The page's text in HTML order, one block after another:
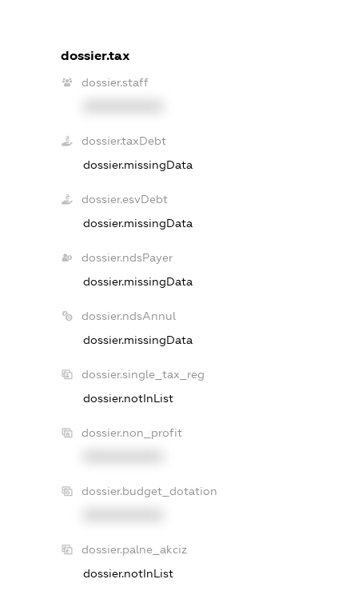
dossier.tax
dossier.staff
dossier.taxDebt
dossier.missingData
dossier.esvDebt
dossier.missingData
dossier.ndsPayer
dossier.missingData
dossier.ndsAnnul
dossier.missingData
dossier.single_tax_reg
dossier.notInList
dossier.non_profit
dossier.budget_dotation
dossier.palne_akciz
dossier.notInList